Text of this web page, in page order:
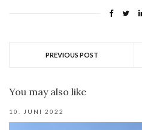
PREVIOUS POST
You may also like
10. JUNI 2022